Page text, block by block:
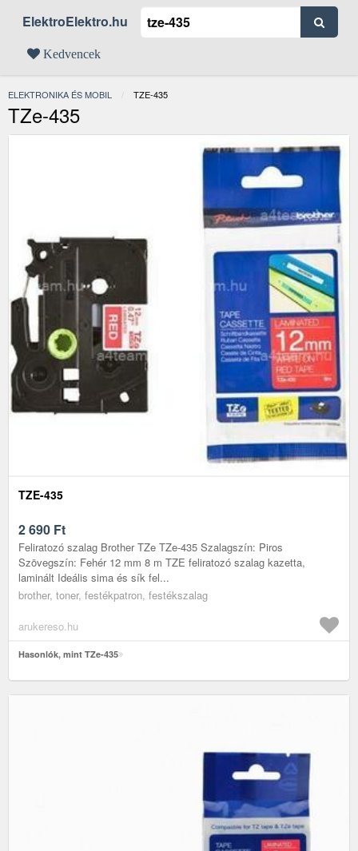
ElektroElektro.hu
Kedvencek
ELEKTRONIKA ÉS MOBIL JELENLEGI:
TZE-435
TZe-435
TZE-435
2 690 Ft
Feliratozó szalag Brother TZe TZe-435 Szalagszín: Piros
Szövegszín: Fehér 12 mm 8 m TZE feliratozó szalag kazetta,
laminált Ideális sima és sík fel...
brother, toner, festékpatron, festékszalag
arukereso.hu
Hasonlók, mint TZe-435